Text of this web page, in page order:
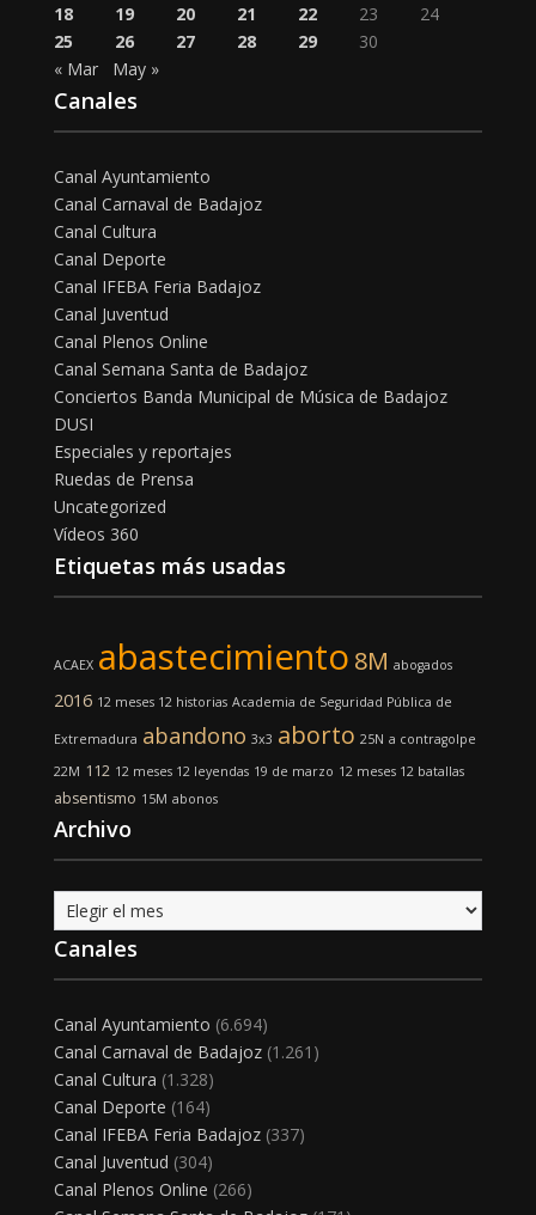
18
19 20 21 22 23
24
25
26 27 28 29
30
« Mar
May »
Canales
Canal Ayuntamiento
Canal Carnaval de Badajoz
Canal Cultura
Canal Deporte
Canal IFEBA Feria Badajoz
Canal Juventud
Canal Plenos Online
Canal Semana Santa de Badajoz
Conciertos Banda Municipal de Música de Badajoz
DUSI
Especiales y reportajes
Ruedas de Prensa
Uncategorized
Vídeos 360
Etiquetas más usadas
ACAEX abastecimiento 8M abogados
2016 12 meses 12 historias Academia de Seguridad Pública de
Extremadura abandono 3x3 aborto 25N a contragolpe
22M 112 12 meses 12 leyendas 19 de marzo 12 meses 12 batallas
absentismo 15M abonos
Archivo
Archivo
Canales
Canal Ayuntamiento (6.694)
Canal Carnaval de Badajoz(1.261)
Canal Cultura (1.328)
Canal Deporte (164)
Canal IFEBA Feria Badajoz(337)
Canal Juventud (304)
Canal Plenos Online (266)